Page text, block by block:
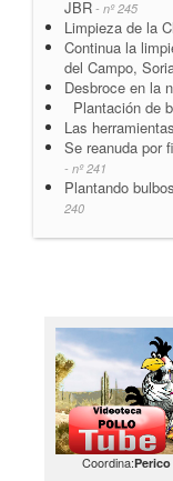
JBR - nº 245
Limpieza de la
Continua la
del Campo,
Desbroce en la
Plantación de
Las
Se reanuda por
- nº 241
Plantando
240
Coordina: